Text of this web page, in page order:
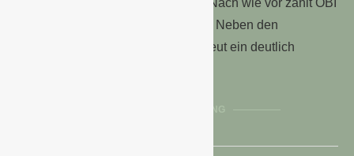
um 6,6 % gegenüber dem Vorjahr. Nach wie vor zählt OBI
668 Märkte, davon 319 im Ausland. Neben den
Umsatzzuwächsen konnte OBI erneut ein deutlich